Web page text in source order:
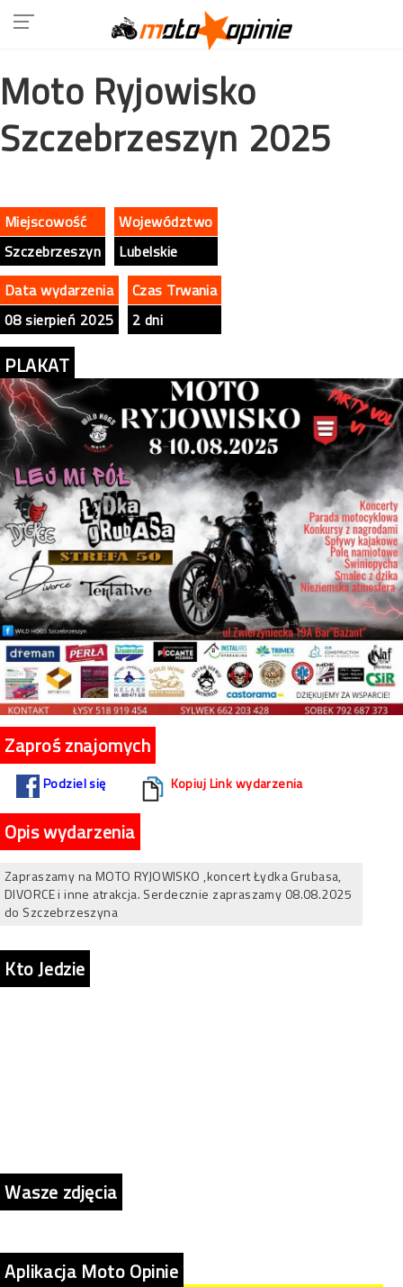
Moto Ryjowisko
Szczebrzeszyn 2025
Miejscowość
Szczebrzeszyn
Województwo
Lubelskie
Data wydarzenia
08 sierpień 2025
Czas Trwania
2 dni
PLAKAT
Zaproś znajomych
Podziel się Kopiuj Link wydarzenia
Opis wydarzenia
Zapraszamy na MOTO RYJOWISKO ,koncert Łydka Grubasa,
DIVORCE i inne atrakcja. Serdecznie zapraszamy 08.08.2025
do Szczebrzeszyna
Kto Jedzie
Wasze zdjęcia
Aplikacja Moto Opinie